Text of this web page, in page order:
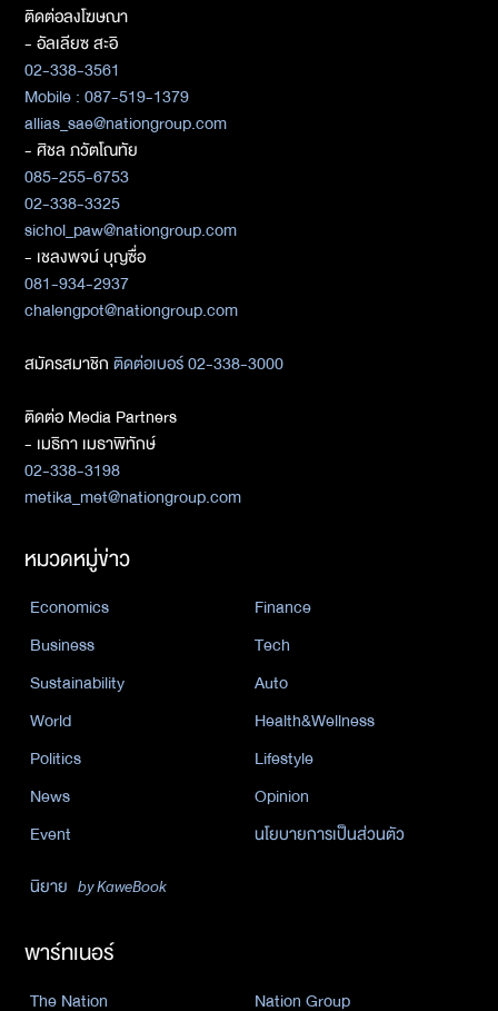
ติดต่อลงโฆษณา
- อัลเลียซ สะอิ
02-338-3561
Mobile : 087-519-1379
allias_sae@nationgroup.com
- ศิชล ภวัตโณทัย
085-255-6753
02-338-3325
sichol_paw@nationgroup.com
- เชลงพจน์ บุญซื่อ
081-934-2937
chalengpot@nationgroup.com
สมัครสมาชิกติดต่อเบอร์ 02-338-3000
ติดต่อ Media Partners
- เมธิกา เมธาพิทักษ์
02-338-3198
metika_met@nationgroup.com
หมวดหมู่ข่าว
Economics
Finance
Business
Tech
Sustainability
Auto
World
Health&Wellness
Politics
Lifestyle
News
Opinion
Event
นโยบายการเป็นส่วนตัว
นิยาย by KaweBook
พาร์ทเนอร์
The Nation Nation Group